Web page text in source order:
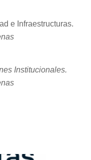
e Infraestructuras.
Institucionales.